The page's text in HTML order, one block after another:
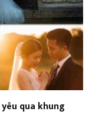
qua khung